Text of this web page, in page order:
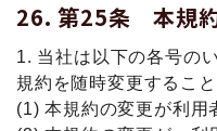
第25条 本規
1. 当社は以下の各号の
規約を随時変更すること
(1) 本規約の変更が利用